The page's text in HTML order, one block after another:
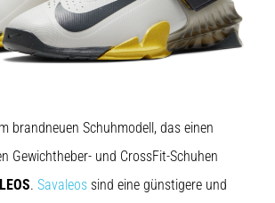
brandneuen Schuhmodell, das einen
Gewichtheber- und CrossFit-Schuhen
. Savaleos sind eine günstigere und